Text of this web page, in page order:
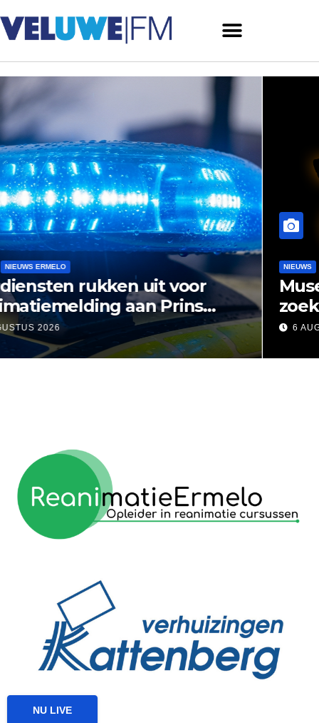
NIEUWS NIEUWS ERMELO NIEUWS HARDERWIJK
Museum Het Pakhuis Ermelo
zoekt nazaten van Harderwijkse
visser
6 AUGUSTUS 2026
reanimatie ermelo
NU LIVE